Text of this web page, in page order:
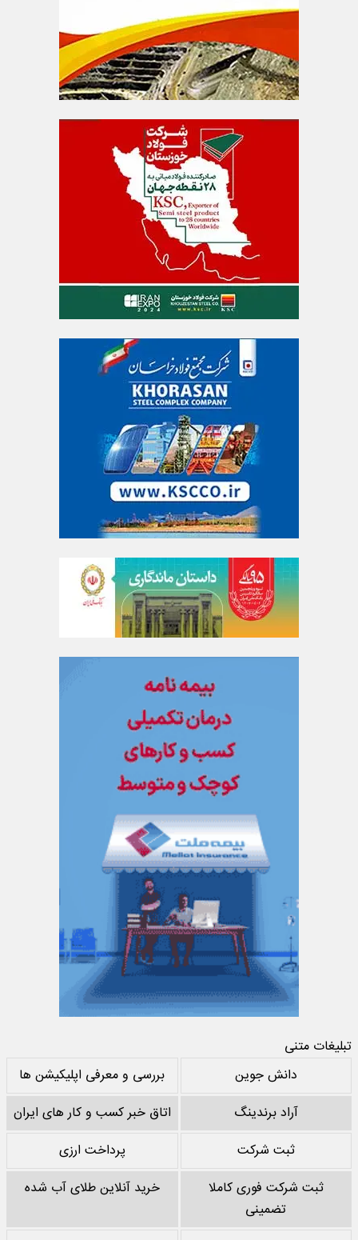
تبلیغات متنی
دانش جوین
بررسی و معرفی اپلیکیشن ها
آراد برندینگ
اتاق خبر کسب و کار های ایران
ثبت شرکت
پرداخت ارزی
ثبت شرکت فوری کاملا
تضمینی
خرید آنلاین طلای آب شده